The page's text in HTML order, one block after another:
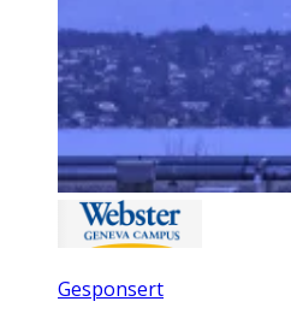
Gesponsert